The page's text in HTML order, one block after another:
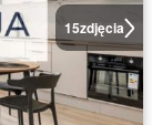
15zdjęcia